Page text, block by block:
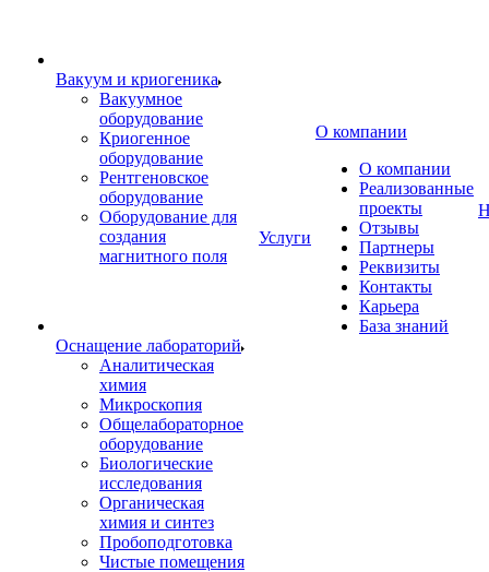
Вакуум и криогеника
Вакуумное
оборудование
Криогенное
оборудование
Рентгеновское
оборудование
Оборудование для
создания
магнитного поля
Оснащение лабораторий
Аналитическая
химия
Микроскопия
Общелабораторное
оборудование
Биологические
исследования
Органическая
химия и синтез
Пробоподготовка
Чистые помещения
Услуги
О компании
О компании
Реализованные
проекты
Отзывы
Партнеры
Реквизиты
Контакты
Карьера
База знаний